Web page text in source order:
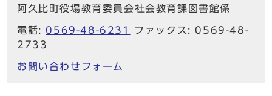
阿久比町役場教育委員会社会教育課図書館係
電話: 0569-48-6231
ファックス: 0569-48-
2733
お問い合わせフォーム